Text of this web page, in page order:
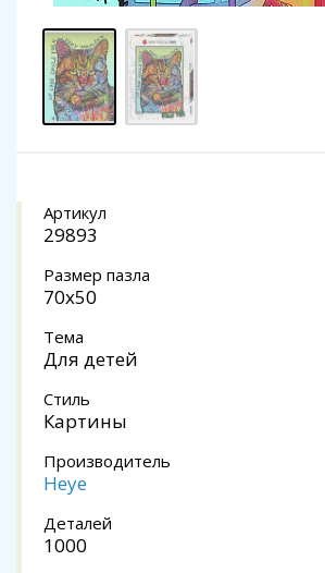
Артикул
29893
Размер пазла
70x50
Тема
Для детей
Стиль
Картины
Производитель
Heye
Деталей
1000